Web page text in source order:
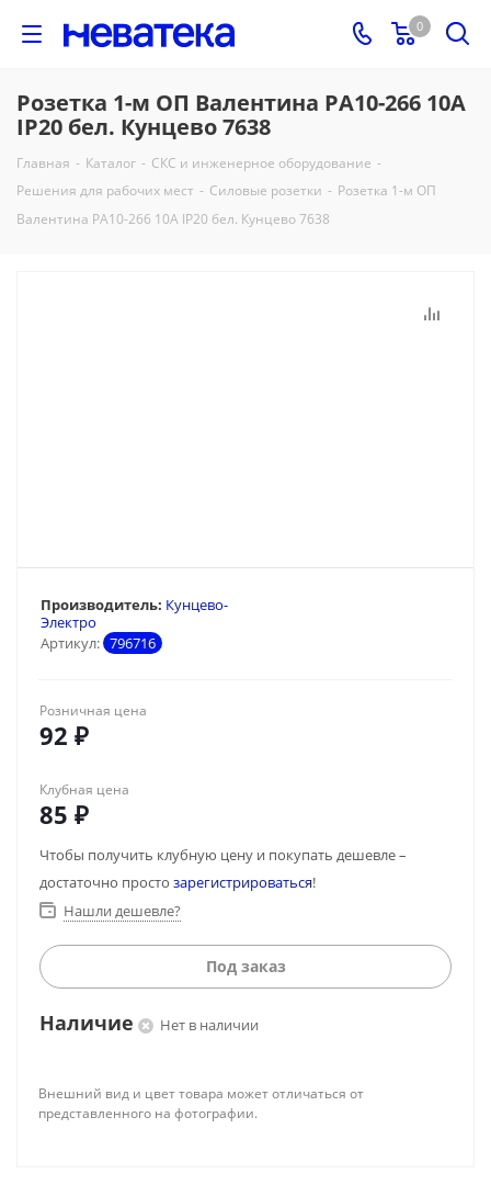
0
Розетка 1-м ОП Валентина РА10-266 10А
IP20 бел. Кунцево 7638
Главная - Каталог - СКС и инженерное оборудование -
Решения для рабочих мест - Силовые розетки - Розетка 1-м ОП
Валентина РА10-266 10А IP20 бел. Кунцево 7638
Артикул: 796716
Производитель: Кунцево-
Электро
Розничная цена
92 ₽
Клубная цена
85 ₽
Чтобы получить клубную цену и покупать дешевле –
достаточно просто зарегистрироваться!
Нашли дешевле?
Под заказ
Наличие Нет в наличии
Внешний вид и цвет товара может отличаться от
представленного на фотографии.